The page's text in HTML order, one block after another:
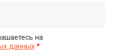
на
данных *